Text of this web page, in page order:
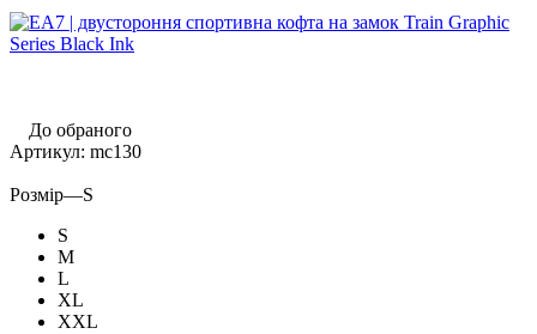
До обраного
Артикул: mc130
Розмір—S
S
M
L
XL
XXL